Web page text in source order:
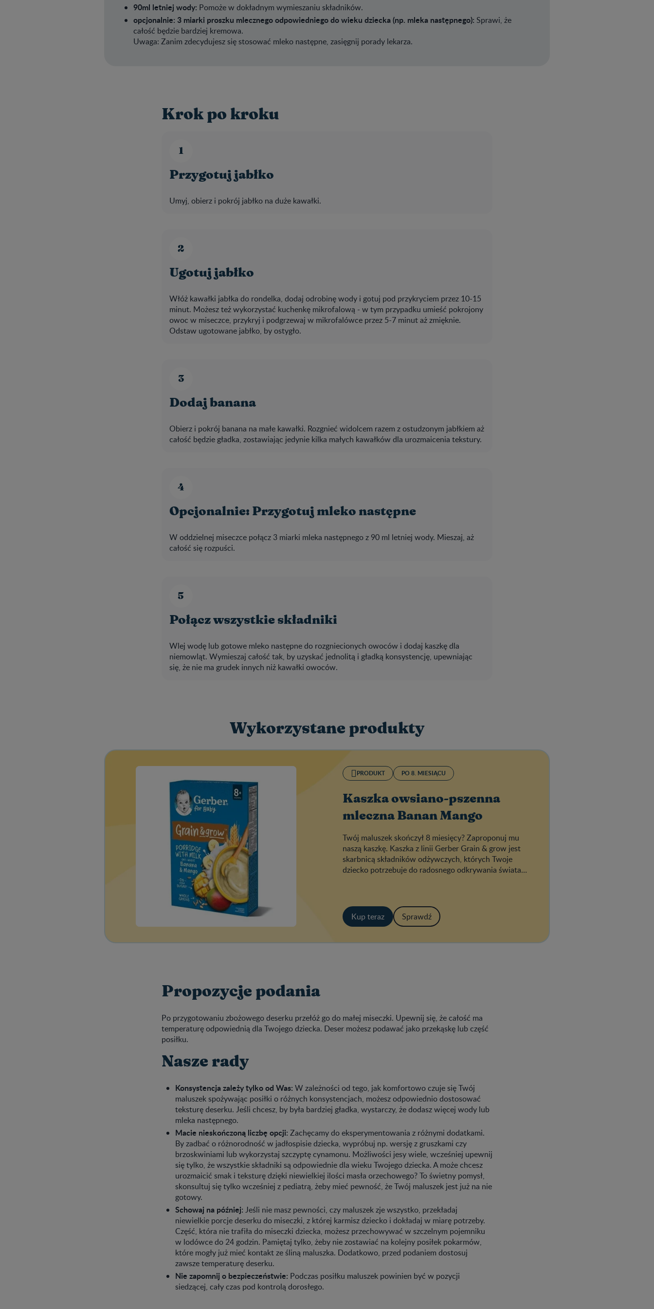
90ml letniej wody: Pomoże w dokładnym wymieszaniu składników.
opcjonalnie: 3 miarki proszku mlecznego odpowiedniego do wieku dziecka (np. mleka następnego): Sprawi, że
całość będzie bardziej kremowa.
Uwaga: Zanim zdecydujesz się stosować mleko następne, zasięgnij porady lekarza.
Krok po kroku
Przygotuj jabłko
Umyj, obierz i pokrój jabłko na duże kawałki.
Ugotuj jabłko
Włóż kawałki jabłka do rondelka, dodaj odrobinę wody i gotuj pod przykryciem przez 10-15
minut. Możesz też wykorzystać kuchenkę mikrofalową - w tym przypadku umieść pokrojony
owoc w miseczce, przykryj i podgrzewaj w mikrofalówce przez 5-7 minut aż zmięknie.
Odstaw ugotowane jabłko, by ostygło.
Dodaj banana
Obierz i pokrój banana na małe kawałki. Rozgnieć widolcem razem z ostudzonym jabłkiem aż
całość będzie gładka, zostawiając jedynie kilka małych kawałków dla urozmaicenia tekstury.
Opcjonalnie: Przygotuj mleko następne
W oddzielnej miseczce połącz 3 miarki mleka następnego z 90 ml letniej wody. Mieszaj, aż
całość się rozpuści.
Połącz wszystkie składniki
Wlej wodę lub gotowe mleko następne do rozgniecionych owoców i dodaj kaszkę dla
niemowląt. Wymieszaj całość tak, by uzyskać jednolitą i gładką konsystencję, upewniając
się, że nie ma grudek innych niż kawałki owoców.
Wykorzystane produkty
PRODUKT PO 8. MIESIĄCU
Kaszka owsiano-pszenna
mleczna Banan Mango
Twój maluszek skończył 8 miesięcy? Zaproponuj mu
naszą kaszkę. Kaszka z linii Gerber Grain & grow jest
skarbnicą składników odżywczych, których Twoje
dziecko potrzebuje do radosnego odkrywania świata
Kup teraz Sprawdź
Propozycje podania
Po przygotowaniu zbożowego deserku przełóż go do małej miseczki. Upewnij się, że całość ma
temperaturę odpowiednią dla Twojego dziecka. Deser możesz podawać jako przekąskę lub część
posiłku.
Nasze rady
Konsystencja zależy tylko od Was: W zależności od tego, jak komfortowo czuje się Twój
maluszek spożywając posiłki o różnych konsystencjach, możesz odpowiednio dostosować
teksturę deserku. Jeśli chcesz, by była bardziej gładka, wystarczy, że dodasz więcej wody lub
mleka następnego.
Macie nieskończoną liczbę opcji: Zachęcamy do eksperymentowania z różnymi dodatkami.
By zadbać o różnorodność w jadłospisie dziecka, wypróbuj np. wersję z gruszkami czy
brzoskwiniami lub wykorzystaj szczyptę cynamonu. Możliwości jesy wiele, wcześniej upewnij
się tylko, że wszystkie składniki są odpowiednie dla wieku Twojego dziecka. A może chcesz
urozmaicić smak i teksturę dzięki niewielkiej ilości masła orzechowego? To świetny pomysł,
skonsultuj się tylko wcześniej z pediatrą, żeby mieć pewność, że Twój maluszek jest już na nie
gotowy.
Schowaj na później: Jeśli nie masz pewności, czy maluszek zje wszystko, przekładaj
niewielkie porcje deserku do miseczki, z której karmisz dziecko i dokładaj w miarę potrzeby.
Część, która nie trafiła do miseczki dziecka, możesz przechowywać w szczelnym pojemniku
w lodówce do 24 godzin. Pamiętaj tylko, żeby nie zostawiać na kolejny posiłek pokarmów,
które mogły już mieć kontakt ze śliną maluszka. Dodatkowo, przed podaniem dostosuj
zawsze temperaturę deserku.
Nie zapomnij o bezpieczeństwie: Podczas posiłku maluszek powinien być w pozycji
siedzącej, cały czas pod kontrolą dorosłego.